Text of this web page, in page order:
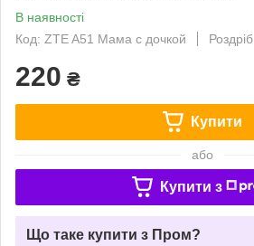
В наявності
Код: ZTE A51 Мама с дочкой
Роздріб
220 ₴
Купити
або
Купити з
Що таке купити з Пром?